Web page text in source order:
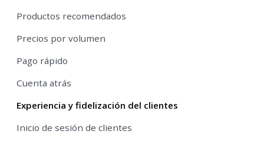
Productos recomendados
Precios por volumen
Pago rápido
Cuenta atrás
Experiencia y fidelización del clientes
Inicio de sesión de clientes